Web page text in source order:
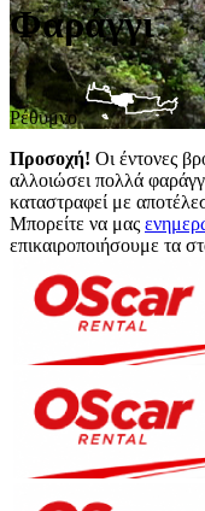
Φαράγγι
Ρέθυμνο
Προσοχή! Οι έντονες
αλλοιώσει πολλά
καταστραφεί με
Μπορείτε να μας
επικαιροποιήσουμε τα